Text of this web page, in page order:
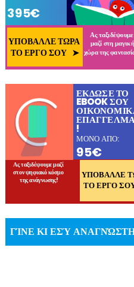
ΓΊΝΕ ΚΙ ΕΣΎ